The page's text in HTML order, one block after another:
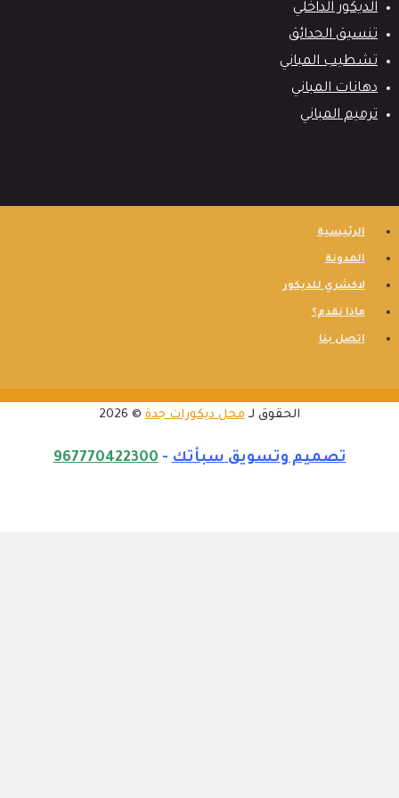
الديكور الداخلي
تنسيق الحدائق
تشطيب المباني
دهانات المباني
ترميم المباني
الرئيسية
المدونة
لاكشري للديكور
ماذا نقدم؟
اتصل بنا
الحقوق لـ محل ديكورات جدة © 2026
تصميم وتسويق سبأتك-
967770422300